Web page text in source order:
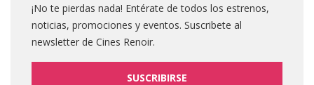
¡No te pierdas nada! Entérate de todos los estrenos,
noticias, promociones y eventos. Suscribete al
newsletter de Cines Renoir.
SUSCRIBIRSE